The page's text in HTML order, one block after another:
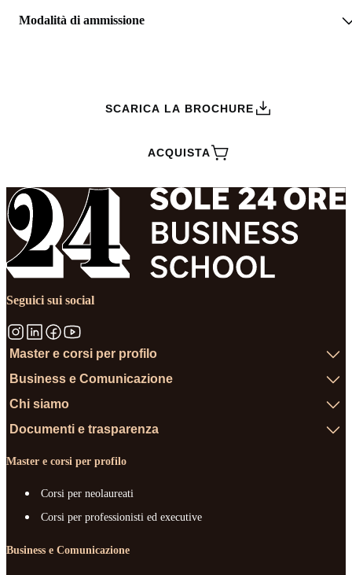
Modalità di ammissione
SCARICA LA BROCHURE
ACQUISTA
Seguici sui social
Master e corsi per profilo
Business e Comunicazione
Chi siamo
Documenti e trasparenza
Master e corsi per profilo
Corsi per neolaureati
Corsi per professionisti ed executive
Business e Comunicazione